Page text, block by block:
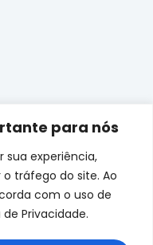
para nós
sua experiência,
tráfego do site. Ao
com o uso de
Privacidade.